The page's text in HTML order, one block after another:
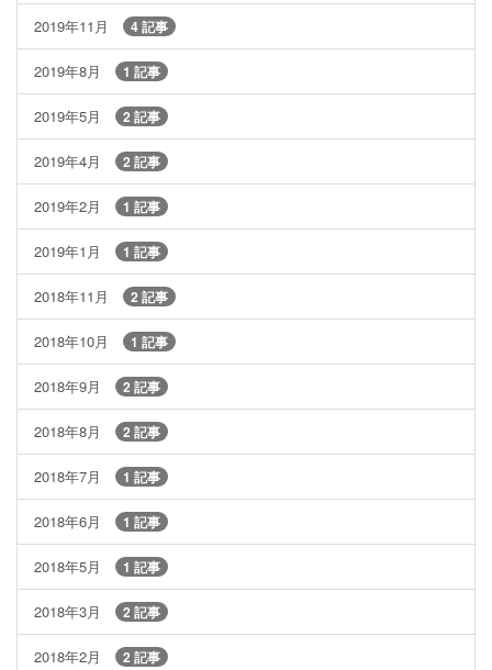
2019年11月 4 記事
2019年8月 1 記事
2019年5月 2 記事
2019年4月 2 記事
2019年2月 1 記事
2019年1月 1 記事
2018年11月 2 記事
2018年10月 1 記事
2018年9月 2 記事
2018年8月 2 記事
2018年7月 1 記事
2018年6月 1 記事
2018年5月 1 記事
2018年3月 2 記事
2018年2月 2 記事